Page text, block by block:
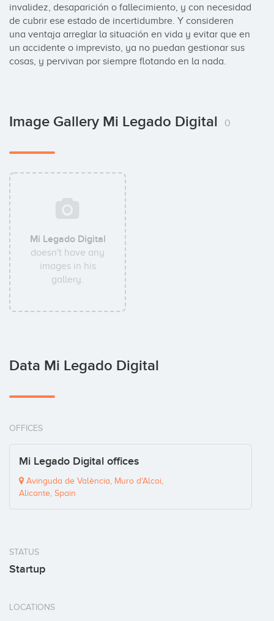
invalidez, desaparición o fallecimiento, y con necesidad
de cubrir ese estado de incertidumbre. Y consideren
una ventaja arreglar la situación en vida y evitar que en
un accidente o imprevisto, ya no puedan gestionar sus
cosas, y pervivan por siempre flotando en la nada.
Image Gallery Mi Legado Digital 0
Mi Legado Digital
doesn't have any
images in his
gallery.
Data Mi Legado Digital
OFFICES
Mi Legado Digital offices
Avinguda de València, Muro d'Alcoi,
Alicante, Spain
STATUS
Startup
LOCATIONS